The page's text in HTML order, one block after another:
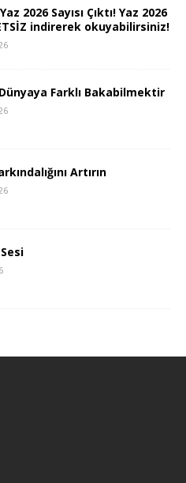
2026 Sayısı Çıktı! Yaz 2026
indirerek okuyabilirsiniz!
Farklı Bakabilmektir
Artırın